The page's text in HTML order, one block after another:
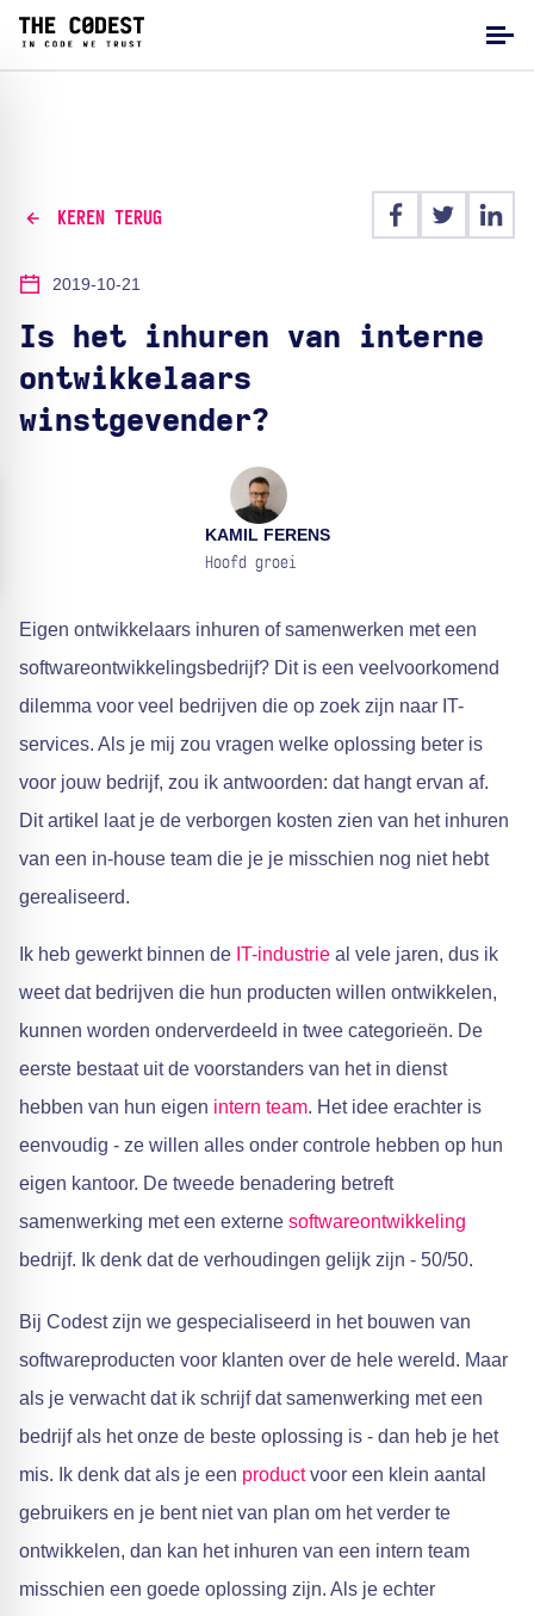
KEREN TERUG
2019-10-21
Is het inhuren van interne
ontwikkelaars
winstgevender?
KAMIL FERENS
Hoofd groei
Eigen ontwikkelaars inhuren of samenwerken met een
softwareontwikkelingsbedrijf? Dit is een veelvoorkomend
dilemma voor veel bedrijven die op zoek zijn naar IT-
services. Als je mij zou vragen welke oplossing beter is
voor jouw bedrijf, zou ik antwoorden: dat hangt ervan af.
Dit artikel laat je de verborgen kosten zien van het inhuren
van een in-house team die je je misschien nog niet hebt
gerealiseerd.
Ik heb gewerkt binnen de IT-industrie al vele jaren, dus ik
weet dat bedrijven die hun producten willen ontwikkelen,
kunnen worden onderverdeeld in twee categorieën. De
eerste bestaat uit de voorstanders van het in dienst
hebben van hun eigen intern team. Het idee erachter is
eenvoudig - ze willen alles onder controle hebben op hun
eigen kantoor. De tweede benadering betreft
samenwerking met een externe softwareontwikkeling
bedrijf. Ik denk dat de verhoudingen gelijk zijn - 50/50.
Bij Codest zijn we gespecialiseerd in het bouwen van
softwareproducten voor klanten over de hele wereld. Maar
als je verwacht dat ik schrijf dat samenwerking met een
bedrijf als het onze de beste oplossing is - dan heb je het
mis. Ik denk dat als je een productvoor een klein aantal
gebruikers en je bent niet van plan om het verder te
ontwikkelen, dan kan het inhuren van een intern team
misschien een goede oplossing zijn. Als je echter